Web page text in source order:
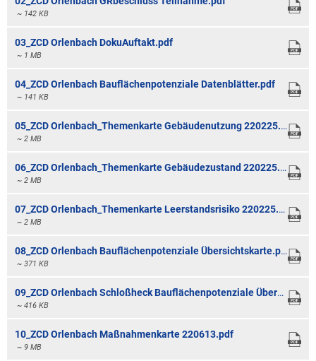
Bauleitplanung /
Jugend
Senioren
Kommunaler
Schreibtisch in Prüm
~ 142 KB
03_ZCD Orlenbach DokuAuftakt.pdf
~ 1 MB
04_ZCD Orlenbach Bauflächenpotenziale Datenblätter.pdf
~ 141 KB
05_ZCD Orlenbach_Themenkarte Gebäudenutzung 220225.pdf
~ 2 MB
06_ZCD Orlenbach_Themenkarte Gebäudezustand 220225.pdf
~ 2 MB
07_ZCD Orlenbach_Themenkarte Leerstandsrisiko 220225.pdf
~ 2 MB
08_ZCD Orlenbach Bauflächenpotenziale Übersichtskarte.pdf
~ 371 KB
09_ZCD Orlenbach Schloßheck Bauflächenpotenziale Übersichtskarte.pdf
~ 416 KB
10_ZCD Orlenbach Maßnahmenkarte 220613.pdf
~ 9 MB